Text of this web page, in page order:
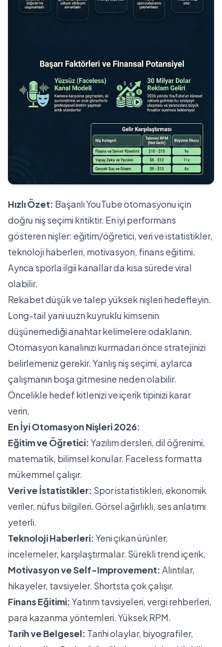
Hızlı Özet: Başarılı YouTube otomasyonu için
doğru niş seçimi kritiktir. En iyi performans
gösteren nişler: eğitim/öğretici, veri ve istatistikler,
teknoloji haberleri, motivasyon, finans eğitimi.
Ayrıca sporla ilgii kanallar da kısa sürede viral
olabilir.
Rekabet düşük ve talep yüksek nişleri hedefleyin.
Long-tail yani uuzn kuyruklu kimsenin
düşünemediği anahtar kelimelere odaklanın.
Otomasyon kanalınızı kurmadan önce stratejinizi
belirlemeniz gerekir. Yanlış niş seçimi, aylarca
çalışmanın boşa gitmesine neden olabilir.
Öncelikle hedef kitlenizi ve içerik tipinizi karar
verin.
En İyi Otomasyon Nişleri 2026:
Eğitim ve Öğretici: Yazılım dersleri, dil öğrenimi,
matematik, bilimsel konular. Faceless formatta
mükemmel çalışır.
Veri ve İstatistikler: Spor istatistikleri, ekonomik
veriler, nüfus bilgileri. Görsel ağırlıklı, ses anlatımı
yeterli.
Teknoloji Haberleri: Yeni çıkan ürünler,
incelemeler, karşılaştırmalar. Sürekli trend içerik.
Motivasyon ve Self-Improvement: Alıntılar,
hikayeler, tavsiyeler. Shortsta çok çalışır.
Finans Eğitimi: Yatırım tavsiyeleri, vergi rehberleri,
para kazanma yöntemleri. Yüksek RPM.
Tarih ve Belgesel: Tarihi olaylar, biyografiler,